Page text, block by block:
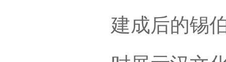
建成后的锡